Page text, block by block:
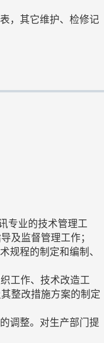
，其它维护、检修记
专业的技术管理工
及监督管理工作；
规程的制定和编制、
工作、技术改造工
整改措施方案的制定
调整。对生产部门提